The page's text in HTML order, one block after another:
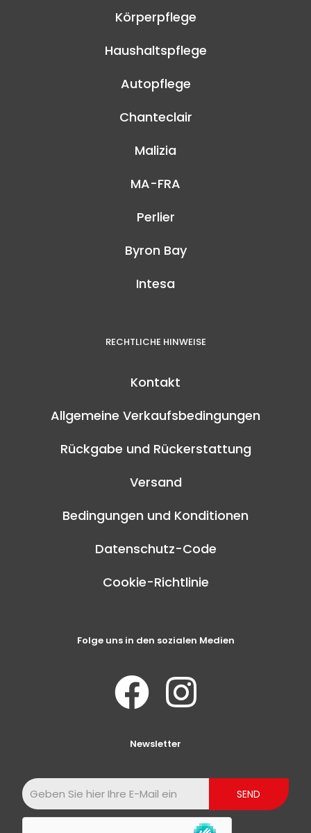
Körperpflege
Haushaltspflege
Autopflege
Chanteclair
Malizia
MA-FRA
Perlier
Byron Bay
Intesa
RECHTLICHE HINWEISE
Kontakt
Allgemeine Verkaufsbedingungen
Rückgabe und Rückerstattung
Versand
Bedingungen und Konditionen
Datenschutz-Code
Cookie-Richtlinie
Folge uns in den sozialen Medien
Newsletter